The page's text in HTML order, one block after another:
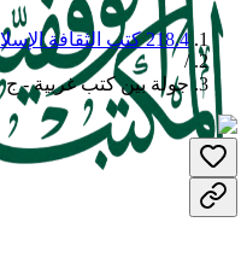
218.4 كتب الثقافة الإسلامية العامة
/
جولة بين كتب غربية - ج 1